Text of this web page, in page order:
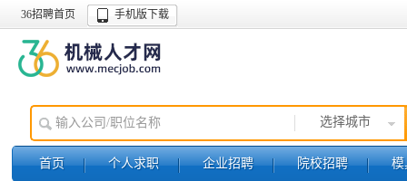
36招聘首页 手机版下载
选择城市
首页 个人求职 企业招聘 院校招聘 模